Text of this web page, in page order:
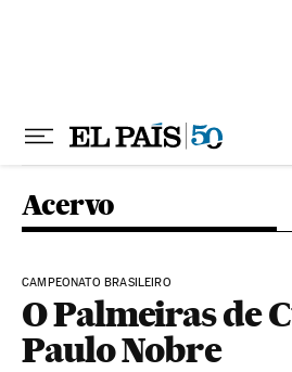
Acervo
CAMPEONATO BRASILEIRO
O Palmeiras de
Paulo Nobre